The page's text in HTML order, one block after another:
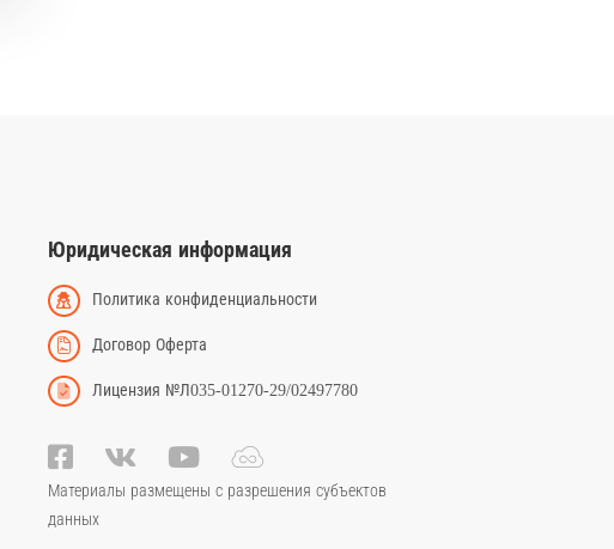
Юридическая информация
Политика конфиденциальности
Договор Оферта
Лицензия №Л035-01270-29/02497780
Материалы размещены с разрешения субъектов
данных